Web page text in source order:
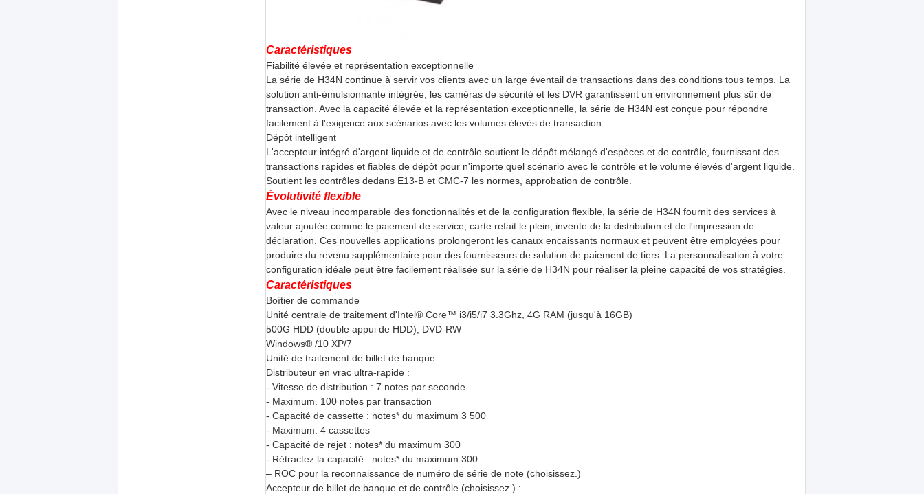
Caractéristiques
Fiabilité élevée et représentation exceptionnelle
La série de H34N continue à servir vos clients avec un large éventail de transactions dans des conditions tous temps. La
solution anti-émulsionnante intégrée, les caméras de sécurité et les DVR garantissent un environnement plus sûr de
transaction. Avec la capacité élevée et la représentation exceptionnelle, la série de H34N est conçue pour répondre
facilement à l'exigence aux scénarios avec les volumes élevés de transaction.
Dépôt intelligent
L'accepteur intégré d'argent liquide et de contrôle soutient le dépôt mélangé d'espèces et de contrôle, fournissant des
transactions rapides et fiables de dépôt pour n'importe quel scénario avec le contrôle et le volume élevés d'argent liquide.
Soutient les contrôles dedans E13-B et CMC-7 les normes, approbation de contrôle.
Évolutivité flexible
Avec le niveau incomparable des fonctionnalités et de la configuration flexible, la série de H34N fournit des services à
valeur ajoutée comme le paiement de service, carte refait le plein, invente de la distribution et de l'impression de
déclaration. Ces nouvelles applications prolongeront les canaux encaissants normaux et peuvent être employées pour
produire du revenu supplémentaire pour des fournisseurs de solution de paiement de tiers. La personnalisation à votre
configuration idéale peut être facilement réalisée sur la série de H34N pour réaliser la pleine capacité de vos stratégies.
Caractéristiques
Boîtier de commande
Unité centrale de traitement d'Intel® Core™ i3/i5/i7 3.3Ghz, 4G RAM (jusqu'à 16GB)
500G HDD (double appui de HDD), DVD-RW
Windows® /10 XP/7
Unité de traitement de billet de banque
Distributeur en vrac ultra-rapide :
- Vitesse de distribution : 7 notes par seconde
- Maximum. 100 notes par transaction
- Capacité de cassette : notes* du maximum 3 500
- Maximum. 4 cassettes
- Capacité de rejet : notes* du maximum 300
- Rétractez la capacité : notes* du maximum 300
– ROC pour la reconnaissance de numéro de série de note (choisissez.)
Accepteur de billet de banque et de contrôle (choisissez.) :